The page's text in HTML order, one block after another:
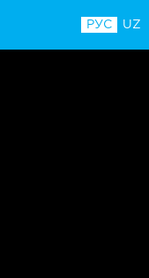
РУС UZ